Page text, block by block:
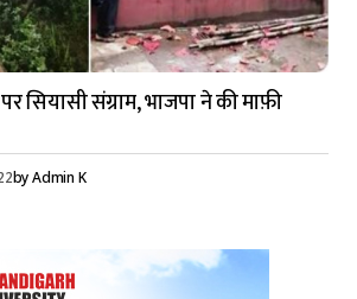
सियासी संग्राम, भाजपा ने की माफ़ी
byAdmin K